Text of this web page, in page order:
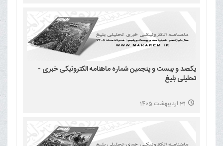
یکصد و بیست و پنجمین شماره ماهنامه الکترونیکی خبری -
تحلیلی بلیغ
31 اردیبهشت 1405